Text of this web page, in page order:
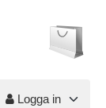
Logga in